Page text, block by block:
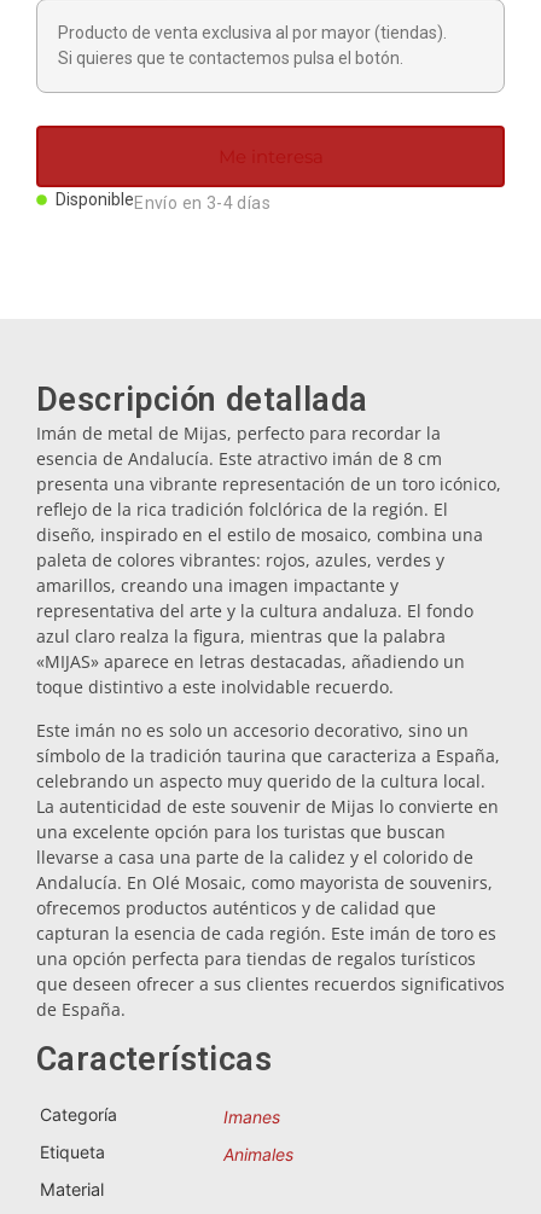
Dedales
Imanes
Platos
Posavasos
Tapones
Aceiteras
Salvamanteles
Vasos
Vasos de chupito
Souvenirs por ciudad
Producto de venta exclusiva al por mayor (tiendas).
Si quieres que te contactemos pulsa el botón.
Me interesa
DisponibleEnvío en 3-4 días
Descripción detallada
Imán de metal de Mijas, perfecto para recordar la
esencia de Andalucía. Este atractivo imán de 8 cm
presenta una vibrante representación de un toro icónico,
reflejo de la rica tradición folclórica de la región. El
diseño, inspirado en el estilo de mosaico, combina una
paleta de colores vibrantes: rojos, azules, verdes y
amarillos, creando una imagen impactante y
representativa del arte y la cultura andaluza. El fondo
azul claro realza la figura, mientras que la palabra
«MIJAS» aparece en letras destacadas, añadiendo un
toque distintivo a este inolvidable recuerdo.
Este imán no es solo un accesorio decorativo, sino un
símbolo de la tradición taurina que caracteriza a España,
celebrando un aspecto muy querido de la cultura local.
La autenticidad de este souvenir de Mijas lo convierte en
una excelente opción para los turistas que buscan
llevarse a casa una parte de la calidez y el colorido de
Andalucía. En Olé Mosaic, como mayorista de souvenirs,
ofrecemos productos auténticos y de calidad que
capturan la esencia de cada región. Este imán de toro es
una opción perfecta para tiendas de regalos turísticos
que deseen ofrecer a sus clientes recuerdos significativos
de España.
Características
Categoría
Imanes
Etiqueta
Animales
Material